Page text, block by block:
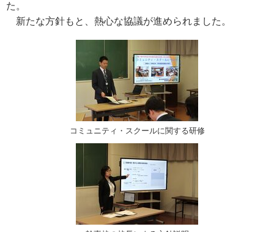
た。
新たな方針もと、熱心な協議が進められました。
コミュニティ・スクールに関する研修